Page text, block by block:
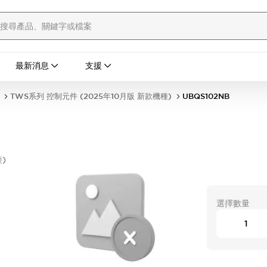
最新消息 支援
TWS系列 控制元件 (2025年10月版 新款機種) UBQS102NB
)
選擇數量